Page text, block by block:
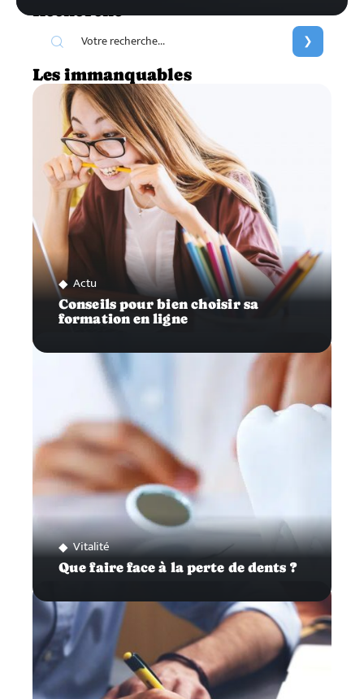
Recherche
Les immanquables
Actu
Conseils pour bien choisir sa
formation en ligne
Vitalité
Que faire face à la perte de dents ?